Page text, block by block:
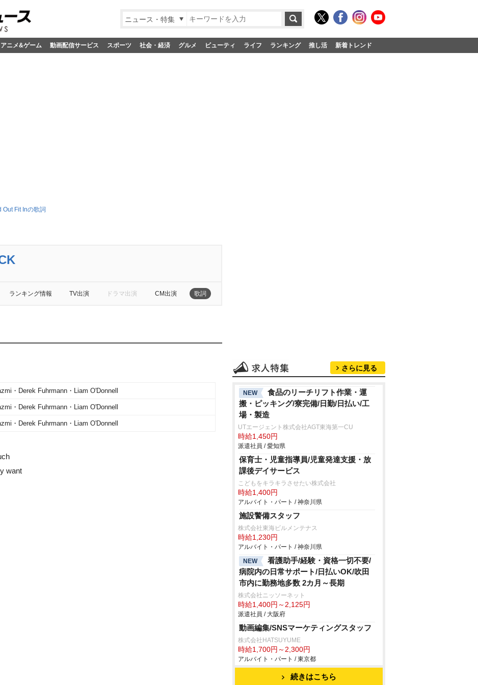
ニュース・特集
アニメ&ゲーム 動画配信サービス スポーツ 社会・経済 グルメ ビューティ ライフ ランキング 推し活 新着トレンド
Out Fit Inの歌詞
ランキング情報 TV出演 ドラマ出演 CM出演 歌詞
・Derek Fuhrmann・Liam O'Donnell
・Derek Fuhrmann・Liam O'Donnell
・Derek Fuhrmann・Liam O'Donnell
want
さらに見る
NEW
食品のリーチリフト作業・運
搬・ピッキング/寮完備/日勤/日払い/工
場・製造
UTエージェント株式会社AGT東海第一CU
時給1,450円
派遣社員 / 愛知県
保育士・児童指導員/児童発達支援・放
課後デイサービス
こどもをキラキラさせたい株式会社
時給1,400円
アルバイト・パート / 神奈川県
施設警備スタッフ
株式会社東海ビルメンテナス
時給1,230円
アルバイト・パート / 神奈川県
NEW
看護助手/経験・資格一切不要/
病院内の日常サポート/日払いOK/吹田
市内に勤務地多数 2カ月～長期
株式会社ニッソーネット
時給1,400円～2,125円
派遣社員 / 大阪府
動画編集/SNSマーケティングスタッフ
株式会社HATSUYUME
時給1,700円～2,300円
アルバイト・パート / 東京都
続きはこちら